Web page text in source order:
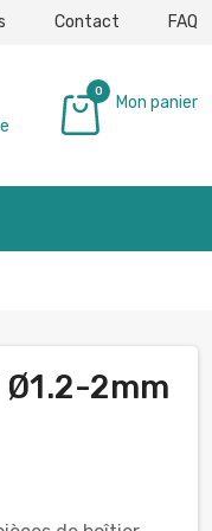
Contact FAQ
0
Mon panier
Ø1.2-2mm